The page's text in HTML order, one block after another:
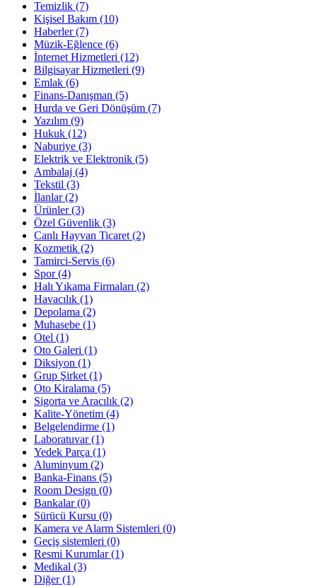
Temizlik (7)
Kişisel Bakım (10)
Haberler(7)
Müzik-Eğlence (6)
İnternet Hizmetleri (12)
Bilgisayar Hizmetleri (9)
Emlak (6)
Finans-Danışman (5)
Hurda ve Geri Dönüşüm (7)
Yazılım (9)
Hukuk (12)
Naburiye (3)
Elektrik ve Elektronik (5)
Ambalaj (4)
Tekstil (3)
İlanlar(2)
Ürünler(3)
Özel Güvenlik (3)
Canlı Hayvan Ticaret (2)
Kozmetik (2)
Tamirci-Servis (6)
Spor(4)
Halı Yıkama Firmaları (2)
Havacılık (1)
Depolama (2)
Muhasebe (1)
Otel (1)
Oto Galeri (1)
Diksiyon (1)
Grup Şirket (1)
Oto Kiralama (5)
Sigorta ve Aracılık (2)
Kalite-Yönetim (4)
Belgelendirme (1)
Laboratuvar(1)
Yedek Parça (1)
Aluminyum (2)
Banka-Finans (5)
Room Design (0)
Bankalar(0)
Sürücü Kursu (0)
Kamera ve Alarm Sistemleri (0)
Geçiş sistemleri (0)
Resmi Kurumlar(1)
Medikal (3)
Diğer(1)